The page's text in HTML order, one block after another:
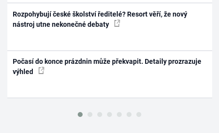
Rozpohybují české školství ředitelé? Resort věří, že nový
nástroj utne nekonečné debaty
Počasí do konce prázdnin může překvapit. Detaily prozrazuje
výhled